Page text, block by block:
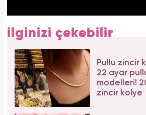
ilginizi çekebilir
Pullu zincir
22 ayar
modelleri!
zincir kolye